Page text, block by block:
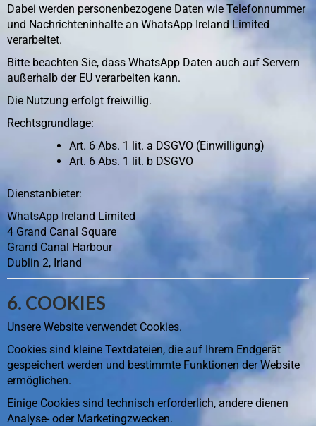
Dabei werden personenbezogene Daten wie Telefonnummer
und Nachrichteninhalte an WhatsApp Ireland Limited
verarbeitet.
Bitte beachten Sie, dass WhatsApp Daten auch auf Servern
außerhalb der EU verarbeiten kann.
Die Nutzung erfolgt freiwillig.
Rechtsgrundlage:
Art. 6 Abs. 1 lit. a DSGVO (Einwilligung)
Art. 6 Abs. 1 lit. b DSGVO
Dienstanbieter:
WhatsApp Ireland Limited
4 Grand Canal Square
Grand Canal Harbour
Dublin 2, Irland
6. COOKIES
Unsere Website verwendet Cookies.
Cookies sind kleine Textdateien, die auf Ihrem Endgerät
gespeichert werden und bestimmte Funktionen der Website
ermöglichen.
Einige Cookies sind technisch erforderlich, andere dienen
Analyse- oder Marketingzwecken.